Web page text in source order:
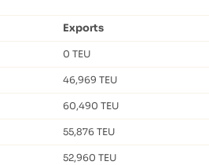
Exports
0 TEU
46,969 TEU
60,490 TEU
55,876 TEU
52,960 TEU